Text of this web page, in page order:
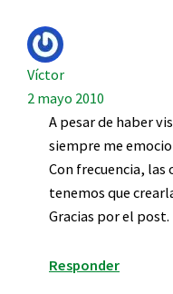
Víctor
2 mayo 2010
A pesar de haber
siempre me
Con frecuencia,
tenemos que
Gracias por el post.
Responder